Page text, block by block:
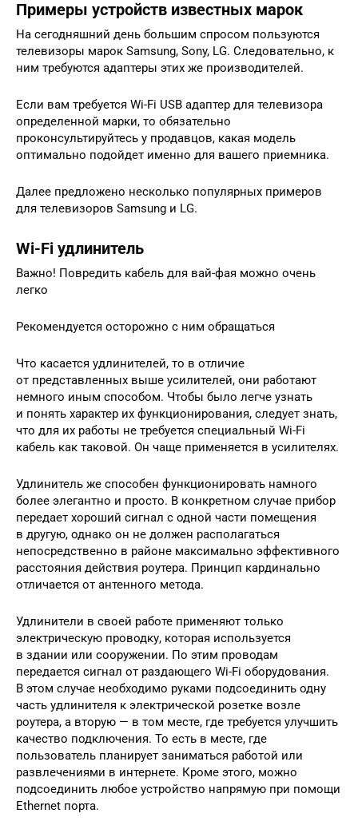
Примеры устройств известных марок
На сегодняшний день большим спросом пользуются
телевизоры марок Samsung, Sony, LG. Следовательно, к
ним требуются адаптеры этих же производителей.
Если вам требуется Wi-Fi USB адаптер для телевизора
определенной марки, то обязательно
проконсультируйтесь у продавцов, какая модель
оптимально подойдет именно для вашего приемника.
Далее предложено несколько популярных примеров
для телевизоров Samsung и LG.
Wi-Fi удлинитель
Важно! Повредить кабель для вай-фая можно очень
легко
Рекомендуется осторожно с ним обращаться
Что касается удлинителей, то в отличие
от представленных выше усилителей, они работают
немного иным способом. Чтобы было легче узнать
и понять характер их функционирования, следует знать,
что для их работы не требуется специальный Wi-Fi
кабель как таковой. Он чаще применяется в усилителях.
Удлинитель же способен функционировать намного
более элегантно и просто. В конкретном случае прибор
передает хороший сигнал с одной части помещения
в другую, однако он не должен располагаться
непосредственно в районе максимально эффективного
расстояния действия роутера. Принцип кардинально
отличается от антенного метода.
Удлинители в своей работе применяют только
электрическую проводку, которая используется
в здании или сооружении. По этим проводам
передается сигнал от раздающего Wi-Fi оборудования.
В этом случае необходимо руками подсоединить одну
часть удлинителя к электрической розетке возле
роутера, а вторую — в том месте, где требуется улучшить
качество подключения. То есть в месте, где
пользователь планирует заниматься работой или
развлечениями в интернете. Кроме этого, можно
подсоединить любое устройство напрямую при помощи
Ethernet порта.